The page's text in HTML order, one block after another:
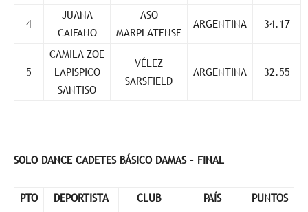
4
JUANA
CAIFANO
ASO
MARPLATENSE
ARGENTINA 34.17
5
CAMILA ZOE
LAPISPICO
SANTISO
VÉLEZ
SARSFIELD
ARGENTINA 32.55
SOLO DANCE CADETES BÁSICO DAMAS – FINAL
PTO DEPORTISTA CLUB PAÍS PUNTOS